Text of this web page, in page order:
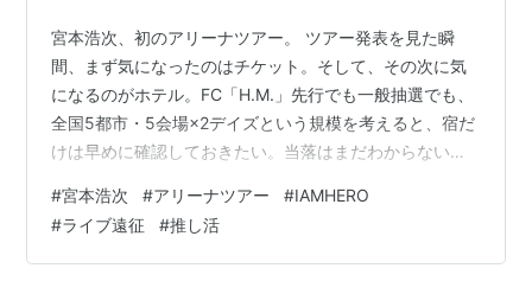
宮本浩次、初のアリーナツアー。 ツアー発表を見た瞬
間、まず気になったのはチケット。そして、その次に気
になるのがホテル。FC「H.M.」先行でも一般抽選でも、
全国5都市・5会場×2デイズという規模を考えると、宿だ
けは早めに確認しておきたい。当落はまだわからない。
こともある。 🚨 「当たってから探そう」が、一番危な
い。初のアリーナツアーということもあり、各会場の動
員規模はこれまでの宮本浩次ソロ公演とは比較にならな
#宮本浩次 #アリーナツアー #IAMHERO
#ライブ遠征 #推し活